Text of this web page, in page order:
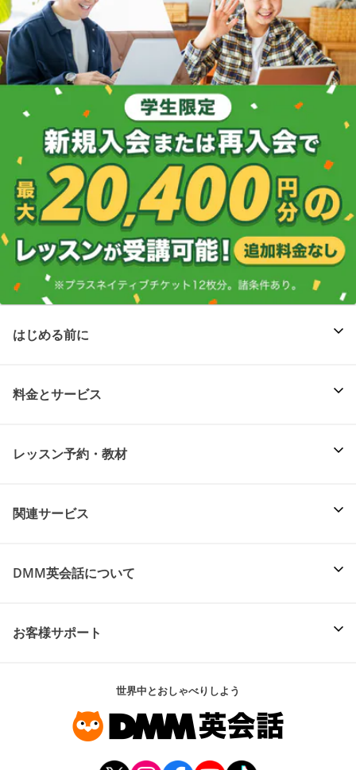
はじめる前に
料金とサービス
レッスン予約・教材
関連サービス
DMM英会話について
お客様サポート
世界中とおしゃべりしよう